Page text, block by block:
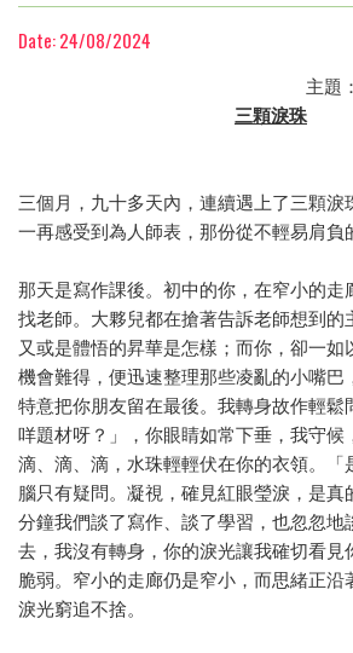
Date:24/08/2024
主題
三顆淚珠
三個月，九十多天內，連續遇上了三顆淚
一再感受到為人師表，那份從不輕易肩負
那天是寫作課後。初中的你，在窄小的走
找老師。大夥兒都在搶著告訴老師想到的
又或是體悟的昇華是怎樣；而你，卻一如
機會難得，便迅速整理那些凌亂的小嘴巴
特意把你朋友留在最後。我轉身故作輕鬆
咩題材呀？」，你眼睛如常下垂，我守候
滴、滴、滴，水珠輕輕伏在你的衣領。「
腦只有疑問。凝視，確見紅眼瑩淚，是真
分鐘我們談了寫作、談了學習，也忽忽地
去，我沒有轉身，你的淚光讓我確切看見
脆弱。窄小的走廊仍是窄小，而思緒正沿
淚光窮追不捨。